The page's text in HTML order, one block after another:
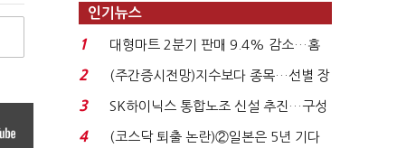
인기뉴스
1
대형마트 2분기 판매 9.4% 감소…홈
플러스 사태 여파...
2
(주간증시전망)지수보다 종목…선별 장
세 이어진다...
3
SK하이닉스 통합노조 신설 추진…구성
원 간 성과급 불...
4
(코스닥 퇴출 논란)②일본은 5년 기다